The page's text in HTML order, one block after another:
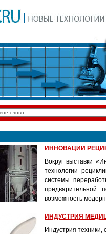
ИННОВАЦИИ
Вокруг выставки
технологии
системы
предварительной
возможность
ИНДУСТРИЯ
Индустрия